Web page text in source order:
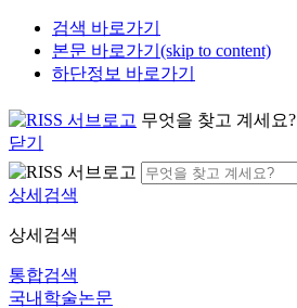
검색 바로가기
본문 바로가기(skip to content)
하단정보 바로가기
무엇을 찾고 계세요?
닫기
상세검색
상세검색
통합검색
국내학술논문